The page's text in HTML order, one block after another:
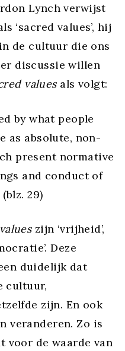
Lynch verwijst
‘sacred values’, hij
de cultuur die ons
discussie willen
valuesals volgt:
by what people
as absolute, non-
present normative
and conduct of
29)
zijn ‘vrijheid’,
Deze
duidelijk dat
cultuur,
zijn. En ook
veranderen. Zo is
voor de waarde van